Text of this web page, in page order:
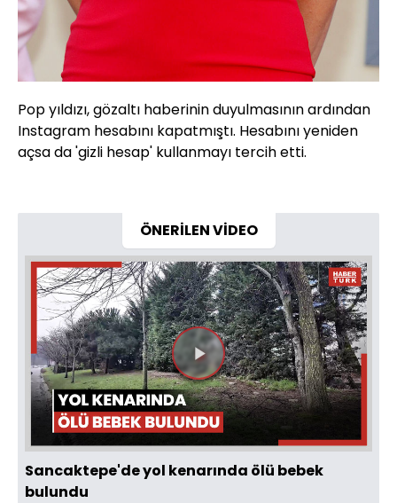
Pop yıldızı, gözaltı haberinin duyulmasının ardından
Instagram hesabını kapatmıştı. Hesabını yeniden
açsa da 'gizli hesap' kullanmayı tercih etti.
ÖNERİLEN VİDEO
Videoyu
Oynat
Sancaktepe'de yol kenarında ölü bebek
bulundu